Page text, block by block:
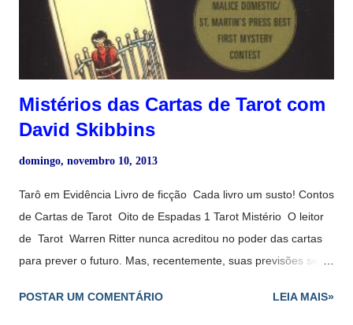
Mistérios das Cartas de Tarot com
David Skibbins
domingo, novembro 10, 2013
Tarô em Evidência Livro de ficção Cada livro um susto! Contos
de Cartas de Tarot Oito de Espadas 1 Tarot Mistério O leitor
de Tarot Warren Ritter nunca acreditou no poder das cartas
para prever o futuro. Mas, recentemente, suas previsões se
Quando as oito primeiras cartas de Tarot do adolescente
POSTAR UM COMENTÁRIO LEIA MAIS»